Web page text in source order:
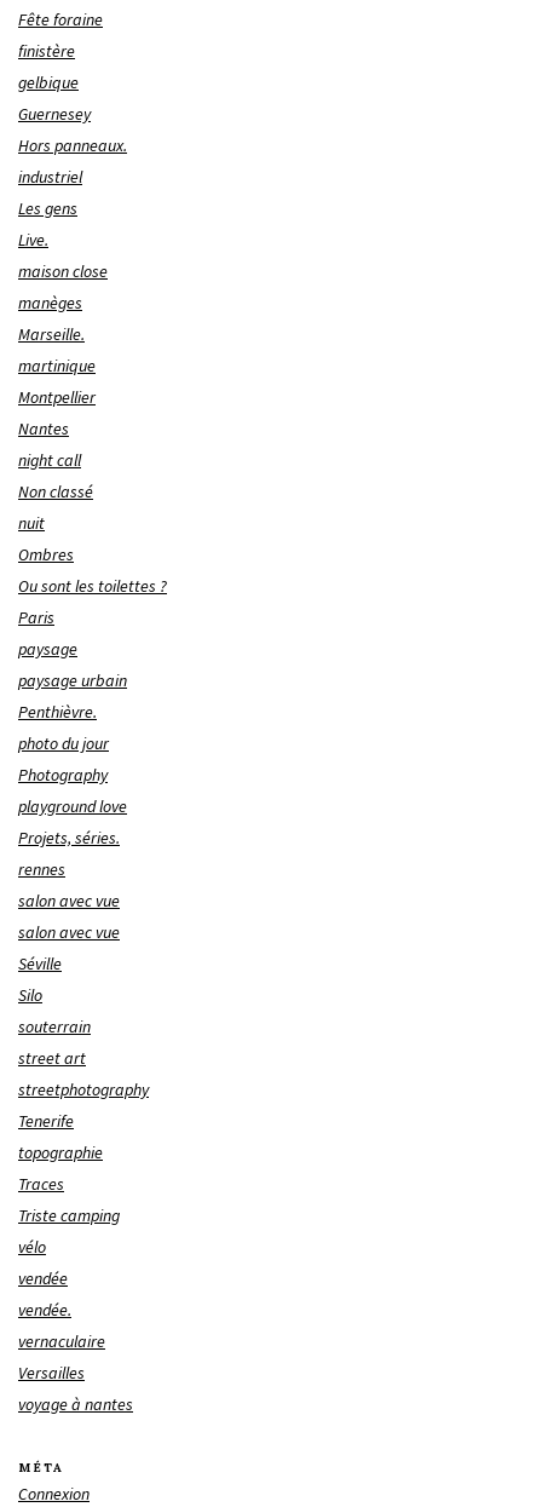
Fête foraine
finistère
gelbique
Guernesey
Hors panneaux.
industriel
Les gens
Live.
maison close
manèges
Marseille.
martinique
Montpellier
Nantes
night call
Non classé
nuit
Ombres
Ou sont les toilettes ?
Paris
paysage
paysage urbain
Penthièvre.
photo du jour
Photography
playground love
Projets, séries.
rennes
salon avec vue
salon avec vue
Séville
Silo
souterrain
street art
streetphotography
Tenerife
topographie
Traces
Triste camping
vélo
vendée
vendée.
vernaculaire
Versailles
voyage à nantes
MÉTA
Connexion